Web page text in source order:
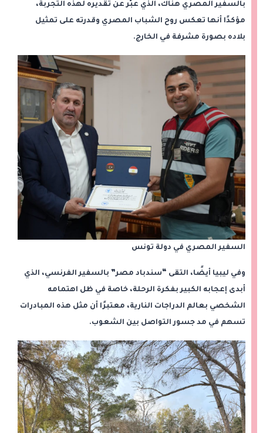
بالسفير المصري هناك، الذي عبّر عن تقديره لهذه التجربة،
مؤكدًا أنها تعكس روح الشباب المصري وقدرته على تمثيل
بلاده بصورة مشرفة في الخارج.
السفير المصري في دولة تونس
وفي ليبيا أيضًا، التقى “سندباد مصر” بالسفير الفرنسي، الذي
أبدى إعجابه الكبير بفكرة الرحلة، خاصة في ظل اهتمامه
الشخصي بعالم الدراجات النارية، معتبرًا أن مثل هذه المبادرات
تسهم في مد جسور التواصل بين الشعوب.